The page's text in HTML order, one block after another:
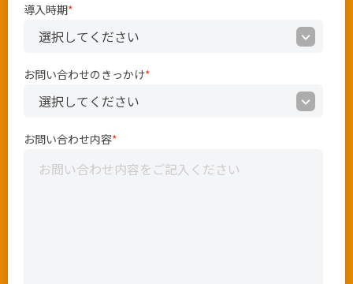
導入時期*
お問い合わせのきっかけ*
お問い合わせ内容*